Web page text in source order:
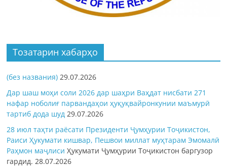
Тозатарин хабарҳо
(без названия) 29.07.2026
Дар шаш моҳи соли 2026 дар шаҳри Ваҳдат нисбати 271
нафар ноболиғ парвандаҳои ҳуқуқвайронкунии маъмурӣ
тартиб дода шуд 29.07.2026
28 июл таҳти раёсати Президенти Ҷумҳурии Тоҷикистон,
Раиси Ҳукумати кишвар, Пешвои миллат муҳтарам Эмомалӣ
Раҳмон маҷлисиҲукумати Ҷумҳурии Тоҷикистон баргузор
гардид.28.07.2026